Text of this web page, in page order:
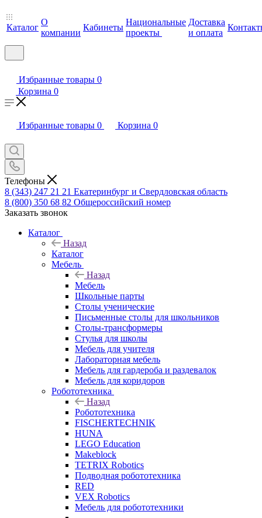
Каталог
О
компании
Кабинеты
Национальные
проекты
Доставка
и оплата
Избранные товары 0
Корзина 0
Избранные товары 0 Корзина 0
Телефоны
8 (343) 247 21 21 Екатеринбург и Свердловская область
8 (800) 350 68 82 Общероссийский номер
Заказать звонок
Каталог
Назад
Каталог
Мебель
Назад
Мебель
Школьные парты
Столы ученические
Письменные столы для школьников
Столы-трансформеры
Стулья для школы
Мебель для учителя
Лабораторная мебель
Мебель для гардероба и раздевалок
Мебель для коридоров
Робототехника
Назад
Робототехника
FISCHERTECHNIK
HUNA
LEGO Education
Makeblock
TETRIX Robotics
Подводная робототехника
RED
VEX Robotics
Мебель для робототехники